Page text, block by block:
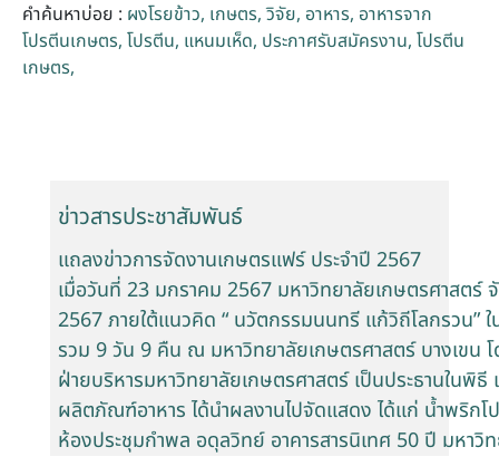
ระบบสารสนเทศ (ใน)
คำค้นหาบ่อย : ผงโรยข้าว เกษตร วิจัย อาหาร อาหารจาก
โปรตีนเกษตร โปรตีน แหนมเห็ด ประกาศรับสมัครงาน โปรตีน
เกษตร
ข่าวสารประชาสัมพันธ์
แถลงข่าวการจัดงานเกษตรแฟร์ ประจำปี 2567
เมื่อวันที่ 23 มกราคม 2567 มหาวิทยาลัยเกษตรศาสตร์
2567 ภายใต้แนวคิด “ นวัตกรรมนนทรี แก้วิถีโลกรวน”
รวม 9 วัน 9 คืน ณ มหาวิทยาลัยเกษตรศาสตร์ บางเขน
ฝ่ายบริหารมหาวิทยาลัยเกษตรศาสตร์ เป็นประธานในพิ
ผลิตภัณฑ์อาหาร ได้นำผลงานไปจัดแสดง ได้แก่ น้ำพริก
ห้องประชุมกำพล อดุลวิทย์ อาคารสารนิเทศ 50 ปี มหาวิ